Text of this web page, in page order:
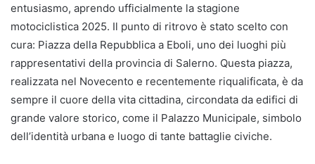
entusiasmo, aprendo ufficialmente la stagione
motociclistica 2025. Il punto di ritrovo è stato scelto con
cura: Piazza della Repubblica a Eboli, uno dei luoghi più
rappresentativi della provincia di Salerno. Questa piazza,
realizzata nel Novecento e recentemente riqualificata, è da
sempre il cuore della vita cittadina, circondata da edifici di
grande valore storico, come il Palazzo Municipale, simbolo
dell’identità urbana e luogo di tante battaglie civiche.